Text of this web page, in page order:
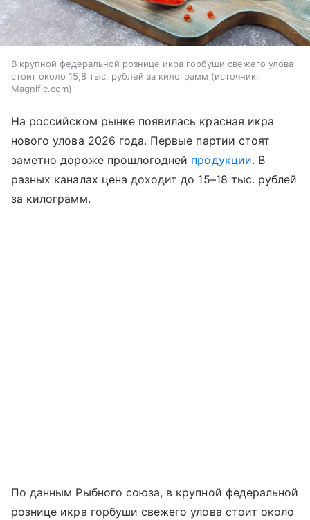
В крупной федеральной рознице икра горбуши свежего улова
стоит около 15,8 тыс. рублей за килограмм
источник:
Magnific.com
На российском рынке появилась красная икра
нового улова 2026 года. Первые партии стоят
заметно дороже прошлогодней продукции. В
разных каналах цена доходит до 15–18 тыс. рублей
за килограмм.
По данным Рыбного союза, в крупной федеральной
рознице икра горбуши свежего улова стоит около